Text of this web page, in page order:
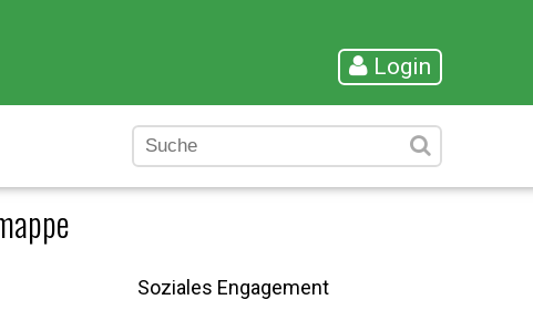
Login
Soziales Engagement